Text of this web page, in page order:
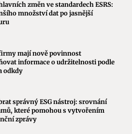
změn ve standardech ESRS:
množství dat po jasnější
mají nově povinnost
informace o udržitelnosti podle
odkdy
správný ESG nástroj: srovnání
které pomohou s vytvořením
zprávy